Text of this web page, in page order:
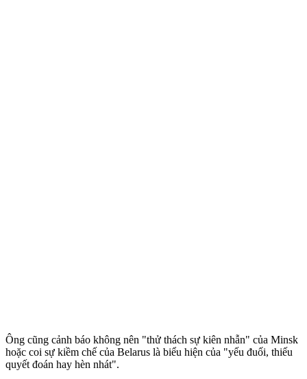
Ông cũng cảnh báo không nên "thử thách sự kiên nhẫn" của Minsk
hoặc coi sự kiềm chế của Belarus là biểu hiện của "yếu đuối, thiếu
quyết đoán hay hèn nhát".